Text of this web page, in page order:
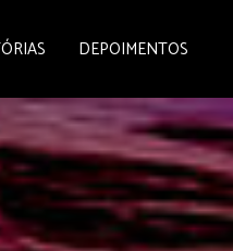
DEPOIMENTOS